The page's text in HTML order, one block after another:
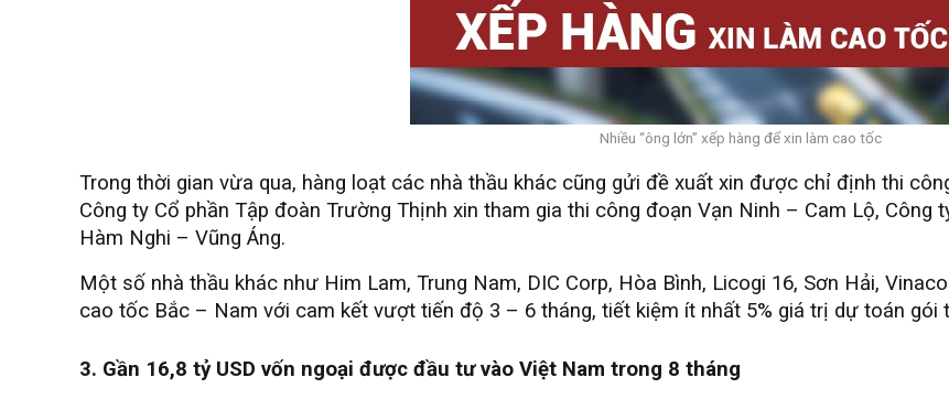
Nhiều “ông lớn” xếp hàng để xin làm cao tốc
Trong thời gian vừa qua, hàng loạt các nhà thầu khác cũng gửi đề xuất xin được chỉ định thi
Công ty Cổ phần Tập đoàn Trường Thịnh xin tham gia thi công đoạn Vạn Ninh – Cam Lộ,
Hàm Nghi – Vũng Áng.
Một số nhà thầu khác như Him Lam, Trung Nam, DIC Corp, Hòa Bình, Licogi 16, Sơn Hải,
cao tốc Bắc – Nam với cam kết vượt tiến độ 3 – 6 tháng, tiết kiệm ít nhất 5% giá trị dự toán gói
3. Gần 16,8 tỷ USD vốn ngoại được đầu tư vào Việt Nam trong 8 tháng